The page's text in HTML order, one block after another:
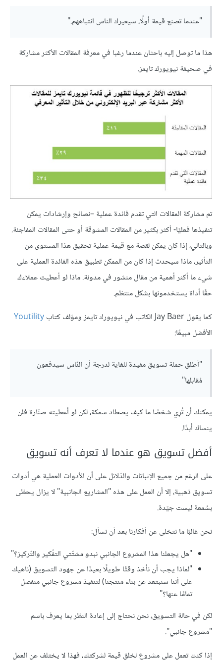
"عندما تصنع قيمة أولًا، سيعيرك الناس انتباههم."
هذا ما توصل إليه باحثان عندما رغبا في معرفة المقالات الأكثر مشاركة
في صحيفة نيويورك تايمز.
تم مشاركة المقالات التي تقدم فائدة عملية –نصائح وإرشادات يمكن
تنفيذها فعليًا- أكثر بكثير من المقالات المشوقة أو حتى المقالات المفاجئة.
وبالتالي، إذا كان يمكن لقصة مع قيمة عملية تحقيق هذا المستوى من
التأثير، ماذا سيحدث إذا كان من الممكن تطبيق هذه الفائدة العملية على
شيء ما أكثر أهمية من مقال منشور في مدونة. ماذا لو أعطيت عملاءك
حقًا أداة يستخدمونها بشكل منتظم.
كما يقول Jay Baer الكاتب في نيويورك تايمز ومؤلف كتاب
Youtility
الأفضل مبيعًا:
"أطلق حملة تسويق مفيدة للغاية لدرجة أن النّاس سيدفعون
مُقابلها"
يمكنك أن تُرِي شخصًا ما كيف يصطاد سمكة، لكن لو أعطيته صنّارة فلن
ينساك أبدًا.
أفضل تسويق هو عندما لا تعرف أنه تسويق
على الرغم من جميع الإثباتات والدّلائل على أن الأدوات العملية هي أدوات
تسويق ذهبية، إلا أن العمل على هذه "المشاريع الجانبية" لا يزال يحظى
بسُمعة ليست جيّدة.
نحن غالبًا ما نتخلى عن أفكارنا بعد أن نسأل:
"هل يجعلنا هذا المشروع الجانبي نبدو مشتّتي التفّكير والتّركيز؟"
"لماذا يجب أن نأخذ وقتًا طويلًا بعيدًا عن جهود التسويق (ناهيك
على أننا سنبتعد عن بناء منتجنا) لتنفيذ مشروع جانبي منفصل
تمامًا عنها؟"
لكن في حالة التسويق، نحن نحتاج إلى إعادة النظر بما يعرف باسم
"مشروع جانبي".
إذا كنت تعمل على مشروع لخلق قيمة لشركتك، فهذا لا يختلف عن العمل